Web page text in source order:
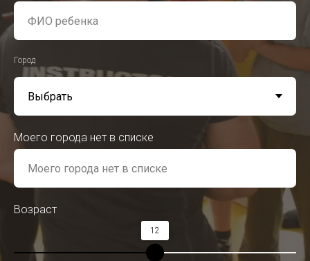
Город
Моего города нет в списке
Возраст
12